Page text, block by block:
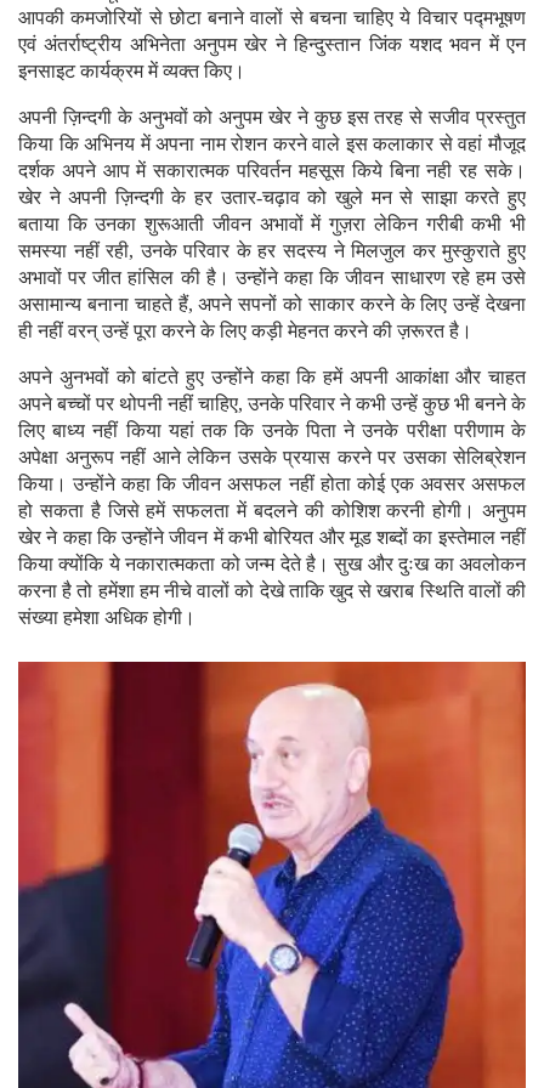
आपकी कमजोरियों से छोटा बनाने वालों से बचना चाहिए ये विचार पद्मभूषण
एवं अंतर्राष्ट्रीय अभिनेता अनुपम खेर ने हिन्दुस्तान जिंक यशद भवन में एन
इनसाइट कार्यक्रम में व्यक्त किए।
अपनी ज़िन्दगी के अनुभवों को अनुपम खेर ने कुछ इस तरह से सजीव प्रस्तुत
किया कि अभिनय में अपना नाम रोशन करने वाले इस कलाकार से वहां मौजूद
दर्शक अपने आप में सकारात्मक परिवर्तन महसूस किये बिना नही रह सके।
खेर ने अपनी ज़िन्दगी के हर उतार-चढ़ाव को खुले मन से साझा करते हुए
बताया कि उनका शुरूआती जीवन अभावों में गुज़रा लेकिन गरीबी कभी भी
समस्या नहीं रही, उनके परिवार के हर सदस्य ने मिलजुल कर मुस्कुराते हुए
अभावों पर जीत हांसिल की है। उन्होंने कहा कि जीवन साधारण रहे हम उसे
असामान्य बनाना चाहते हैं, अपने सपनों को साकार करने के लिए उन्हें देखना
ही नहीं वरन् उन्हें पूरा करने के लिए कड़ी मेहनत करने की ज़रूरत है।
अपने अुनभवों को बांटते हुए उन्होंने कहा कि हमें अपनी आकांक्षा और चाहत
अपने बच्चों पर थोपनी नहीं चाहिए, उनके परिवार ने कभी उन्हें कुछ भी बनने के
लिए बाध्य नहीं किया यहां तक कि उनके पिता ने उनके परीक्षा परीणाम के
अपेक्षा अनुरूप नहीं आने लेकिन उसके प्रयास करने पर उसका सेलिब्रेशन
किया। उन्होंने कहा कि जीवन असफल नहीं होता कोई एक अवसर असफल
हो सकता है जिसे हमें सफलता में बदलने की कोशिश करनी होगी। अनुपम
खेर ने कहा कि उन्होंने जीवन में कभी बोरियत और मूड शब्दों का इस्तेमाल नहीं
किया क्योंकि ये नकारात्मकता को जन्म देते है। सुख और दुःख का अवलोकन
करना है तो हमेंशा हम नीचे वालों को देखे ताकि खुद से खराब स्थिति वालों की
संख्या हमेशा अधिक होगी।